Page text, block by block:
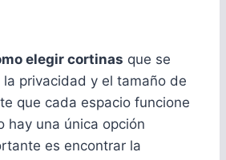
elegir cortinas que se
privacidad y el tamaño de
que cada espacio funcione
hay una única opción
es encontrar la